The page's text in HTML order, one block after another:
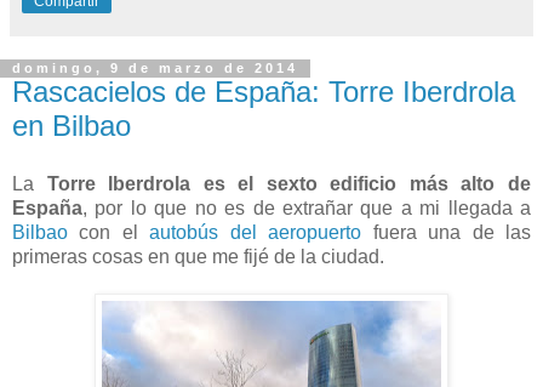
domingo, 9 de marzo de 2014
Rascacielos de España: Torre Iberdrola
en Bilbao
La Torre Iberdrola es el sexto edificio más alto de
España, por lo que no es de extrañar que a mi llegada a
Bilbao con elautobús del aeropuerto fuera una de las
primeras cosas en que me fijé de la ciudad.